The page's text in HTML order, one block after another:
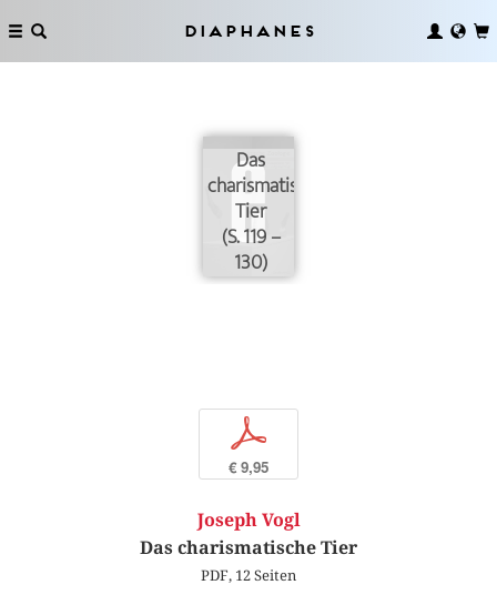
Diaphanes
Das
charismatische
Tier
(S. 119 –
130)
p
€ 9,95
Joseph Vogl
Das charismatische Tier
PDF, 12 Seiten